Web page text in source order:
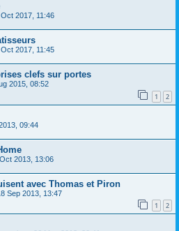
Oct 2017, 11:46
Oct 2017, 11:45
clefs sur portes
2015, 08:52
1 2
09:44
2013, 13:06
avec Thomas et Piron
Sep 2013, 13:47
1 2